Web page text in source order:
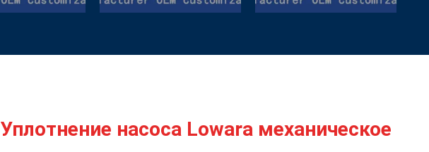
Уплотнение насоса Lowara механическое